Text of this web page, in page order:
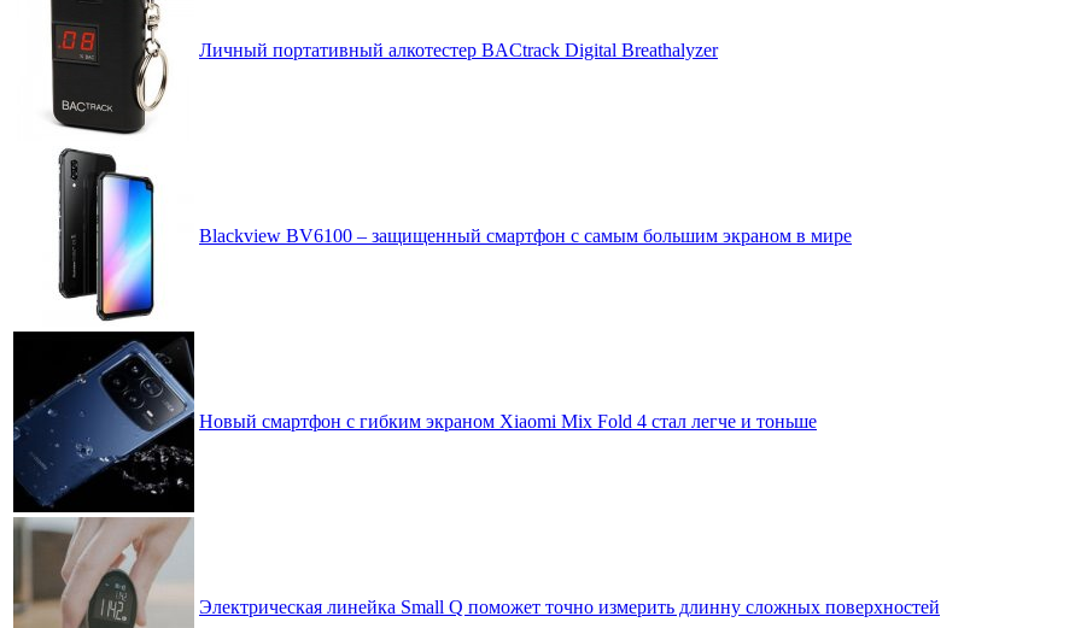
Личный портативный алкотестер BACtrack Digital Breathalyzer
Blackview BV6100 – защищенный смартфон с самым большим экраном в мире
Новый смартфон с гибким экраном Xiaomi Mix Fold 4 стал легче и тоньше
Электрическая линейка Small Q поможет точно измерить длинну сложных поверхностей